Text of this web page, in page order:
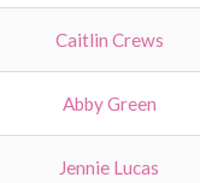
Caitlin Crews
Abby Green
Jennie Lucas